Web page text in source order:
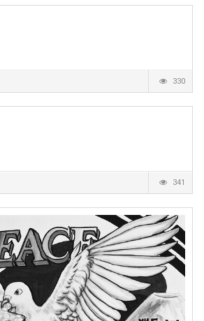
330
341